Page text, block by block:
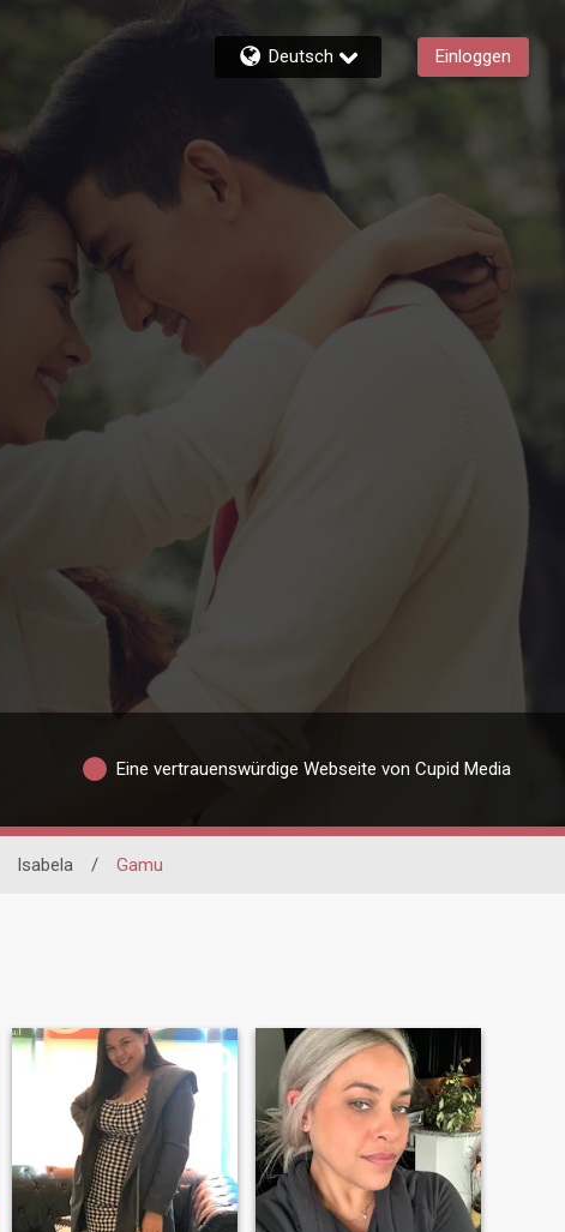
Deutsch Einloggen
Eine vertrauenswürdige Webseite von Cupid Media
Isabela / Gamu